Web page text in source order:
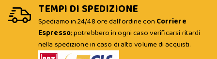
TEMPI DI SPEDIZIONE
Spediamo in 24/48 ore dall'ordine con Corriere
Espresso; potrebbero in ogni caso verificarsi ritardi
nella spedizione in caso di alto volume di acquisti.